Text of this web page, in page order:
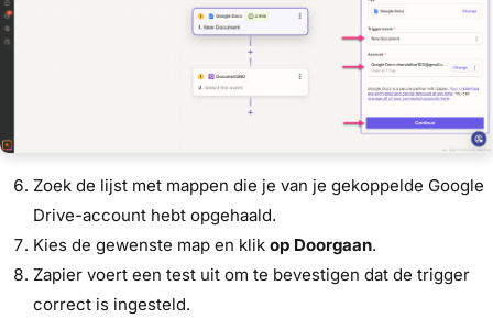
Zoek de lijst met mappen die je van je gekoppelde Google
Drive-account hebt opgehaald.
Kies de gewenste map en klik op Doorgaan.
Zapier voert een test uit om te bevestigen dat de trigger
correct is ingesteld.